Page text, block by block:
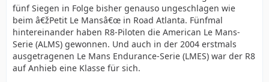
fünf Siegen in Folge bisher genauso ungeschlagen wie
beim â€žPetit Le Mansâ€œ in Road Atlanta. Fünfmal
hintereinander haben R8-Piloten die American Le Mans-
Serie (ALMS) gewonnen. Und auch in der 2004 erstmals
ausgetragenen Le Mans Endurance-Serie (LMES) war der R8
auf Anhieb eine Klasse für sich.